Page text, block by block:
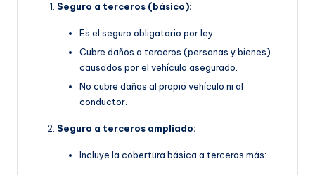
Seguro a terceros (básico):
Es el seguro obligatorio por ley.
Cubre daños a terceros (personas y bienes)
causados por el vehículo asegurado.
No cubre daños al propio vehículo ni al
conductor.
Seguro a terceros ampliado:
Incluye la cobertura básica a terceros más: